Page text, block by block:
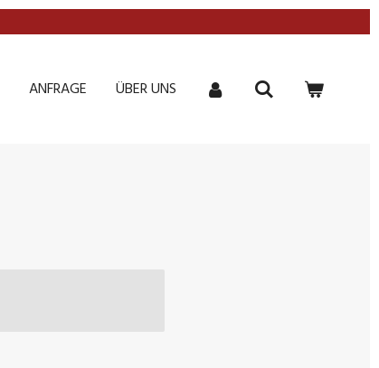
ANFRAGE ÜBER UNS